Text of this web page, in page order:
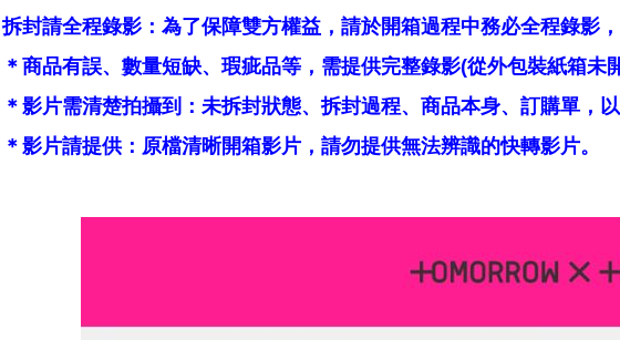
拆封請全程錄影：為了保障雙方權益，請於開箱過程中務必全程錄影
＊商品有誤、數量短缺、瑕疵品等，需提供完整錄影(從外包裝紙箱未
＊影片需清楚拍攝到：未拆封狀態、拆封過程、商品本身、訂購單，以
＊影片請提供：原檔清晰開箱影片，請勿提供無法辨識的快轉影片。